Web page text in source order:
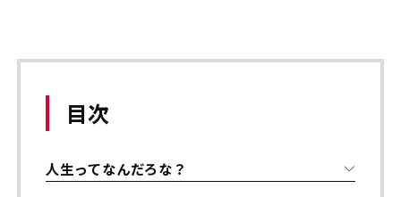
目次
人生ってなんだろな？